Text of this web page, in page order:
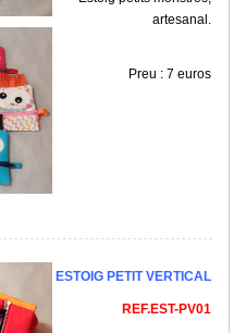
artesanal.
Preu : 7 euros
ESTOIG PETIT VERTICAL
REF.EST-PV01